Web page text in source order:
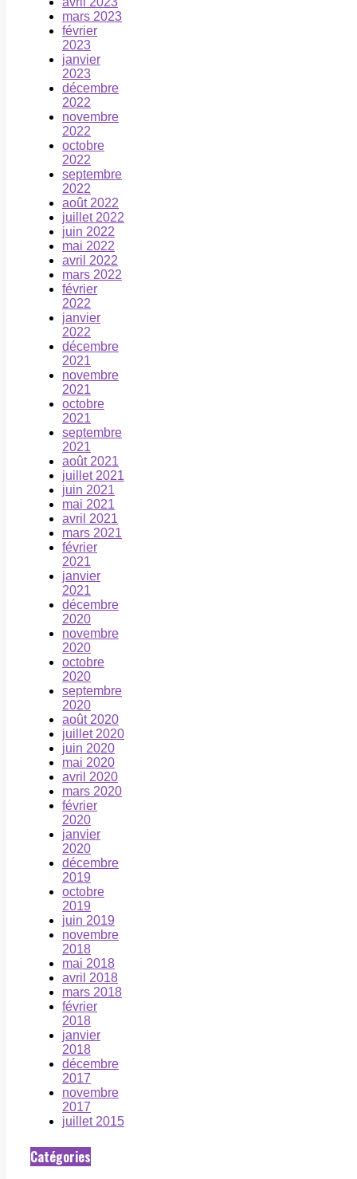
mars 2023
février
2023
janvier
2023
décembre
2022
novembre
2022
octobre
2022
septembre
2022
août 2022
juillet 2022
juin 2022
mai 2022
avril 2022
mars 2022
février
2022
janvier
2022
décembre
2021
novembre
2021
octobre
2021
septembre
2021
août 2021
juillet 2021
juin 2021
mai 2021
avril 2021
mars 2021
février
2021
janvier
2021
décembre
2020
novembre
2020
octobre
2020
septembre
2020
août 2020
juillet 2020
juin 2020
mai 2020
avril 2020
mars 2020
février
2020
janvier
2020
décembre
2019
octobre
2019
juin 2019
novembre
2018
mai 2018
avril 2018
mars 2018
février
2018
janvier
2018
décembre
2017
novembre
2017
juillet 2015
Catégories